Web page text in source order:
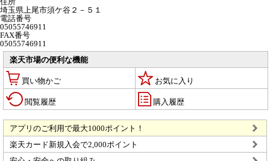
埼玉県上尾市須ケ谷２－５１
電話番号
05055746911
FAX番号
05055746911
楽天市場の便利な機能
買い物かご お気に入り
閲覧履歴 購入履歴
アプリのご利用で最大1000ポイント！
楽天カード新規入会で2,000ポイント